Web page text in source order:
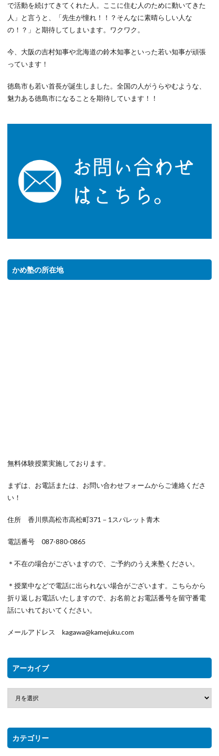
で活動を続けてきてくれた人。ここに住む人のために動いてきた
人」と言うと、「先生が憧れ！！？そんなに素晴らしい人な
の！？」と期待してしまいます。ワクワク。
今、大阪の吉村知事や北海道の鈴木知事といった若い知事が頑張
っています！
徳島市も若い首長が誕生しました。全国の人がうらやむような、
魅力ある徳島市になることを期待しています！！
かめ塾の所在地
無料体験授業実施しております。
まずは、お電話または、お問い合わせフォームからご連絡くださ
い！
住所 香川県高松市高松町371－1スパレット青木
電話番号 087-880-0865
＊不在の場合がございますので、ご予約のうえ来塾ください。
＊授業中などで電話に出られない場合がございます。こちらから
折り返しお電話いたしますので、お名前とお電話番号を留守番電
話にいれておいてください。
メールアドレス kagawa@kamejuku.com
アーカイブ
カテゴリー